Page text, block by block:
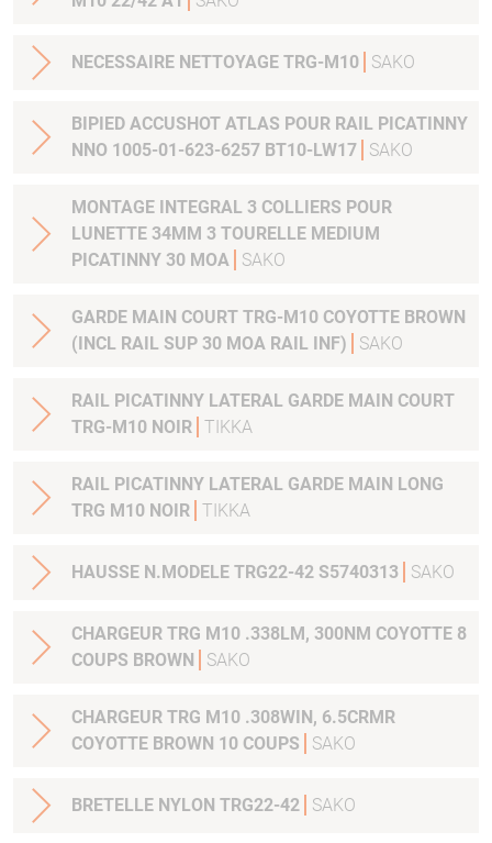
NECESSAIRE NETTOYAGE TRG-M10 SAKO
BIPIED ACCUSHOT ATLAS POUR RAIL PICATINNY
NNO 1005-01-623-6257 BT10-LW17
SAKO
MONTAGE INTEGRAL 3 COLLIERS POUR
LUNETTE 34MM 3 TOURELLE MEDIUM
PICATINNY 30 MOA
SAKO
GARDE MAIN COURT TRG-M10 COYOTTE BROWN
(INCL RAIL SUP 30 MOA RAIL INF)
SAKO
RAIL PICATINNY LATERAL GARDE MAIN COURT
TRG-M10 NOIR TIKKA
RAIL PICATINNY LATERAL GARDE MAIN LONG
TRG M10 NOIR TIKKA
HAUSSE N.MODELE TRG22-42 S5740313 SAKO
CHARGEUR TRG M10 .338LM, 300NM COYOTTE 8
COUPS BROWN
SAKO
CHARGEUR TRG M10 .308WIN, 6.5CRMR
COYOTTE BROWN 10 COUPS
SAKO
BRETELLE NYLON TRG22-42 SAKO